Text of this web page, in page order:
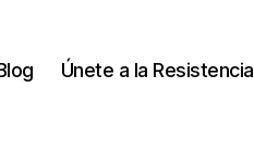
Únete a la Resistencia